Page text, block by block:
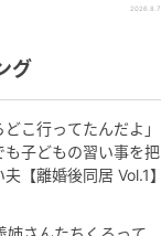
2026.8.7
グ
どこ行ってたんだよ」
も子どもの習い事を把
【離婚後同居 Vol.1】